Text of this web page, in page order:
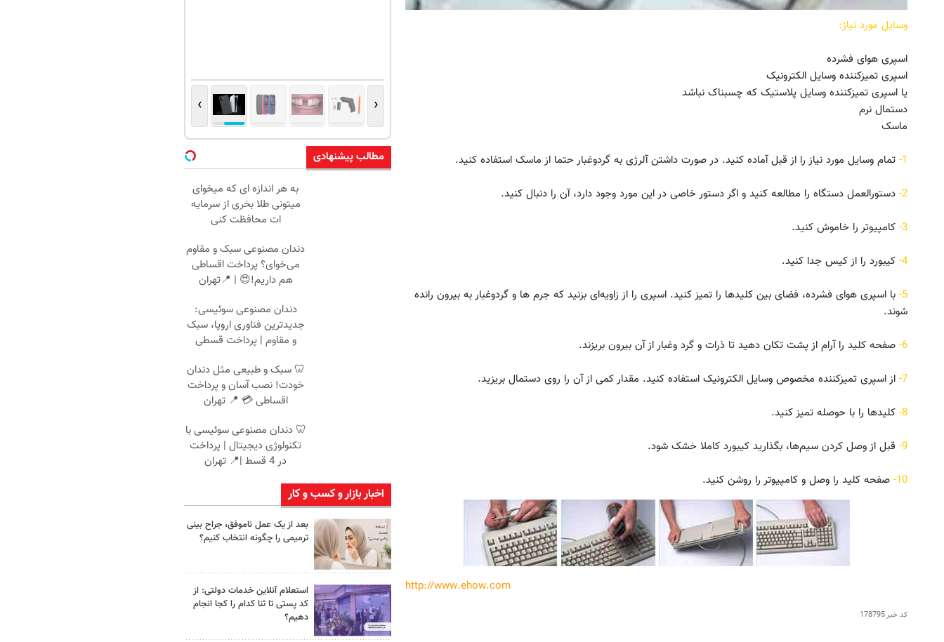
وسایل مورد نیاز:
اسپری هوای فشرده
اسپری تمیزکننده وسایل الکترونیک
یا اسپری تمیزکننده وسایل پلاستیک که چسبناک نباشد
دستمال نرم
ماسک
1- تمام وسایل مورد نیاز را از قبل آماده کنید. در صورت داشتن آلرژی به گردوغبار حتما از ماسک استفاده کنید.
2- دستورالعمل دستگاه را مطالعه کنید و اگر دستور خاصی در این مورد وجود دارد، آن را دنبال کنید.
3- کامپیوتر را خاموش کنید.
4- کیبورد را از کیس جدا کنید.
5- با اسپری هوای فشرده، فضای بین کلیدها را تمیز کنید. اسپری را از زاویه‌ای بزنید که جرم ها و گردوغبار به بیرون رانده
شوند.
6- صفحه کلید را آرام از پشت تکان دهید تا ذرات و گرد وغبار از آن بیرون بریزند.
7- از اسپری تمیزکننده مخصوص وسایل الکترونیک استفاده کنید. مقدار کمی از آن را روی دستمال بریزید.
8- کلیدها را با حوصله تمیز کنید.
9- قبل از وصل کردن سیم‌ها، بگذارید کیبورد کاملا خشک شود.
10- صفحه کلید را وصل و کامپیوتر را روشن کنید.
http://www.ehow.com
کد خبر178795
‹
›
مطالب پیشنهادی
به هر اندازه ای که میخوای
میتونی طلا بخری از سرمایه
ات محافظت کنی
دندان مصنوعی سبک و مقاوم
می‌خوای؟ پرداخت اقساطی
هم داریم!😍 | 📍تهران
دندان مصنوعی سوئیسی:
جدیدترین فناوری اروپا، سبک
و مقاوم | پرداخت قسطی
🦷 سبک و طبیعی مثل دندان
خودت! نصب آسان و پرداخت
اقساطی 💳 📍 تهران
🦷 دندان مصنوعی سوئیسی با
تکنولوژی دیجیتال | پرداخت
در 4 قسط |📍 تهران
اخبار بازار و کسب و کار
بعد از یک عمل ناموفق، جراح بینی
ترمیمی را چگونه انتخاب کنیم؟
استعلام آنلاین خدمات دولتی: از
کد پستی تا ثنا کدام را کجا انجام
دهیم؟